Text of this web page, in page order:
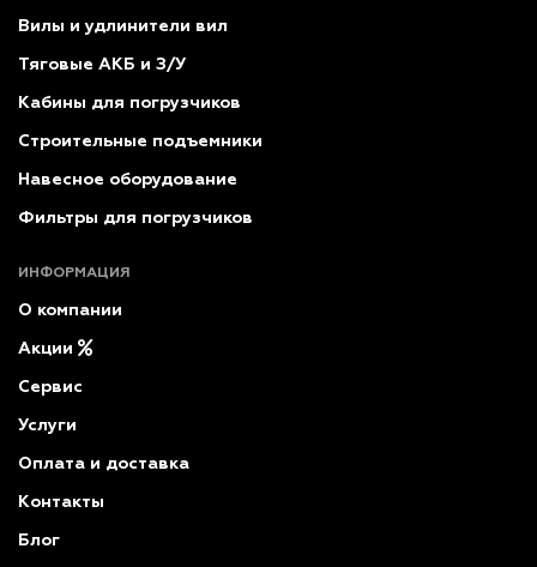
Вилы и удлинители вил
Тяговые АКБ и З/У
Кабины для погрузчиков
Строительные подъемники
Навесное оборудование
Фильтры для погрузчиков
ИНФОРМАЦИЯ
О компании
Акции
Сервис
Услуги
Оплата и доставка
Контакты
Блог